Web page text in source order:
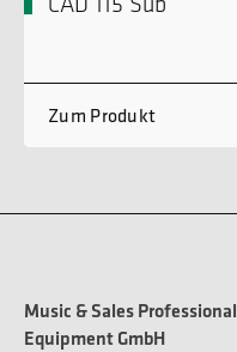
Zum Produkt
Music & Sales Professional
Equipment GmbH